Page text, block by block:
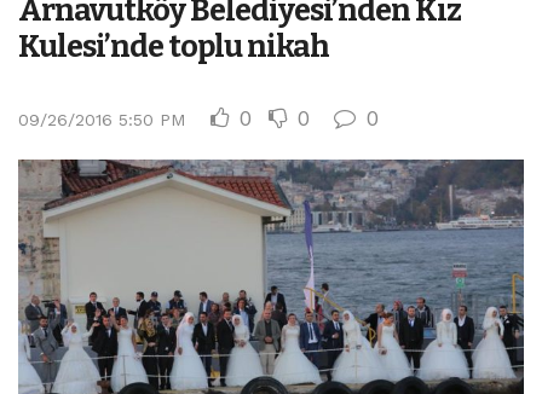
Arnavutköy Belediyesi’nden Kız
Kulesi’nde toplu nikah
09/26/2016 5:50 PM 0 0 0